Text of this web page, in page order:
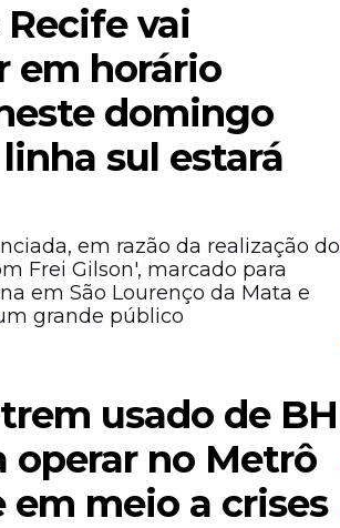
vai
em horário
domingo
sul estará
em razão da realização do
Frei Gilson', marcado para
em São Lourenço da Mata e
grande público
usado de BH
operar no Metrô
em meio a crises